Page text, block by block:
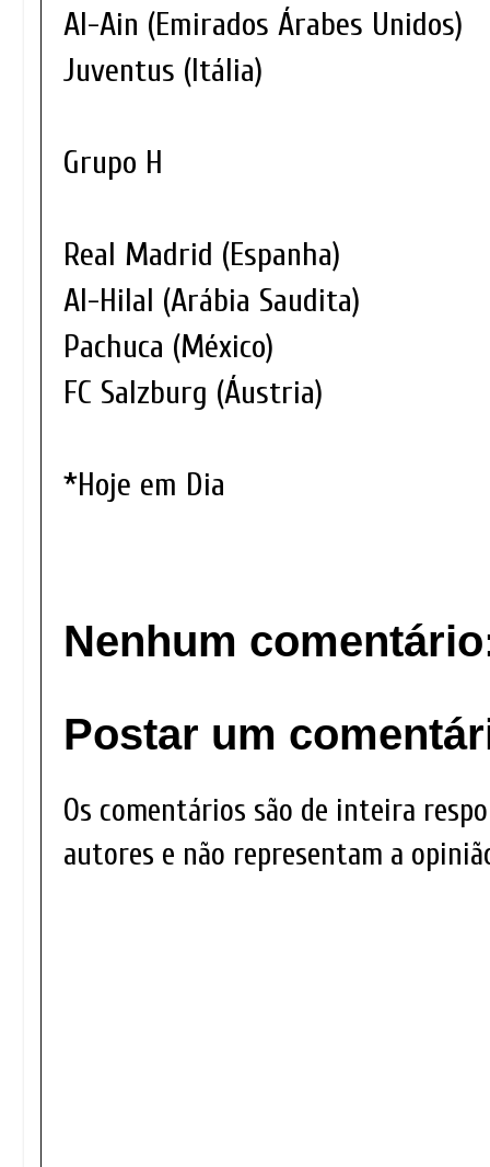
Al-Ain (Emirados Árabes Unidos)
Juventus (Itália)
Grupo H
Real Madrid (Espanha)
Al-Hilal (Arábia Saudita)
Pachuca (México)
FC Salzburg (Áustria)
*Hoje em Dia
Nenhum
Postar um
Os comentários são de inteira
autores e não representam a